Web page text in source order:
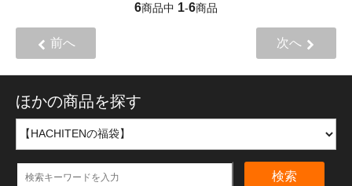
6商品中 1-6商品
前へ 次へ
ほかの商品を探す
検索